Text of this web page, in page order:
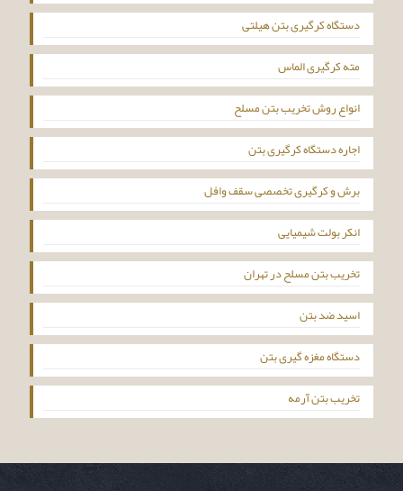
دستگاه کرگیری بتن هیلتی
مته کرگیری الماس
انواع روش تخریب بتن مسلح
اجاره دستگاه کرگیری بتن
برش و کرگیری تخصصی سقف وافل
انکر بولت شیمیایی
تخریب بتن مسلح در تهران
اسید ضد بتن
دستگاه مغزه گیری بتن
تخریب بتن آرمه